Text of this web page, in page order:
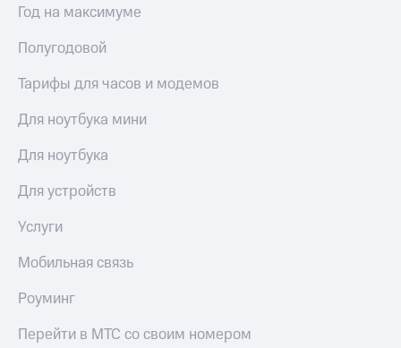
Год на максимуме
Полугодовой
Тарифы для часов и модемов
Для ноутбука мини
Для ноутбука
Для устройств
Услуги
Мобильная связь
Роуминг
Перейти в МТС со своим номером